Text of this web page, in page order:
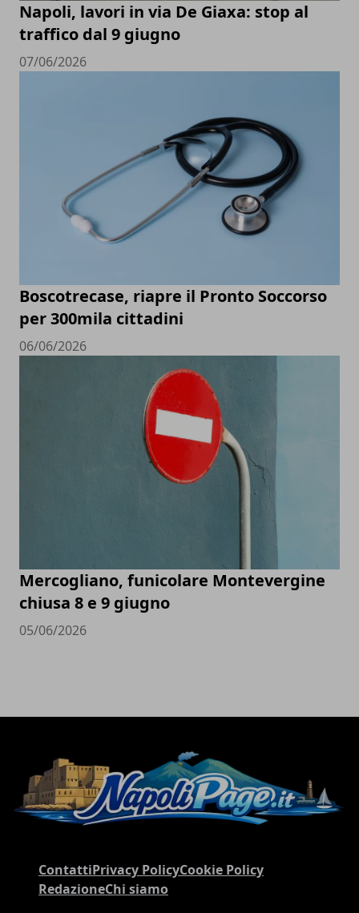
Napoli, lavori in via De Giaxa: stop al
traffico dal 9 giugno
07/06/2026
Boscotrecase, riapre il Pronto Soccorso
per 300mila cittadini
06/06/2026
Mercogliano, funicolare Montevergine
chiusa 8 e 9 giugno
05/06/2026
ContattiPrivacy PolicyCookie Policy
RedazioneChi siamo